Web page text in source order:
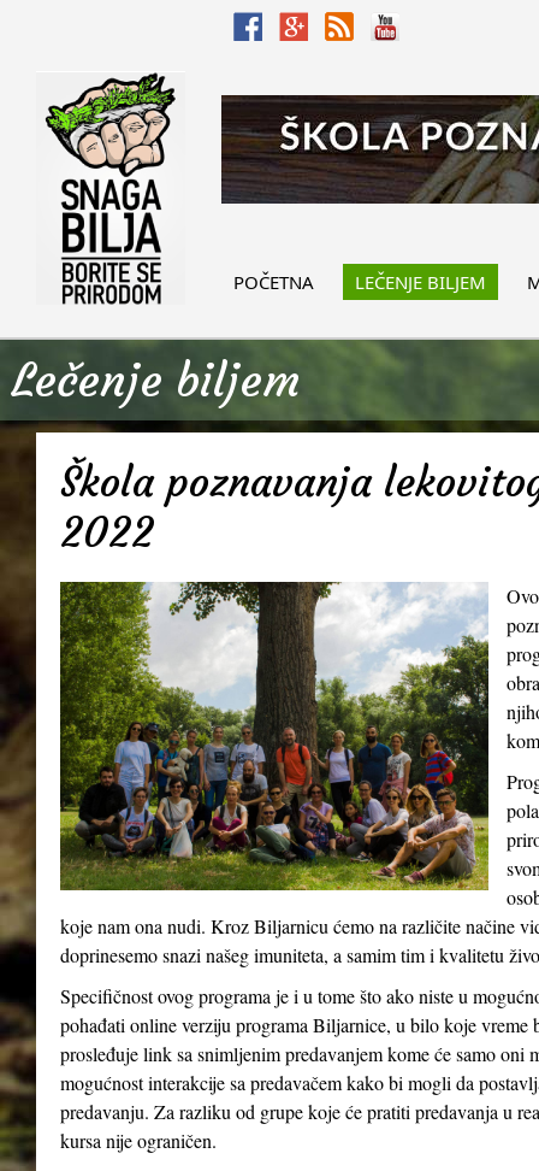
POČETNA LEČENJE BILJEM
Lečenje biljem
Škola poznavanja
2022
koje nam ona nudi. Kroz Biljarnicu ćemo na različite načine
doprinesemo snazi našeg imuniteta, a samim tim i kvalitetu
Specifičnost ovog programa je i u tome što ako niste u
pohađati online verziju programa Biljarnice, u bilo koje vreme
prosleđuje link sa snimljenim predavanjem kome će samo
mogućnost interakcije sa predavačem kako bi mogli da
predavanju. Za razliku od grupe koje će pratiti predavanja u
kursa nije ograničen.